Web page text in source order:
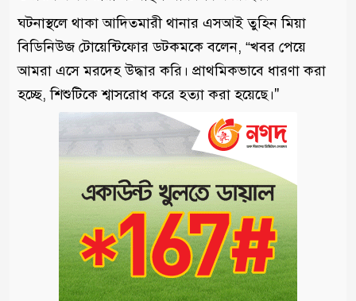
ঘটনাস্থলে থাকা আদিতমারী থানার এসআই তুহিন মিয়া
বিডিনিউজ টোয়েন্টিফোর ডটকমকে বলেন, “খবর পেয়ে
আমরা এসে মরদেহ উদ্ধার করি। প্রাথমিকভাবে ধারণা করা
হচ্ছে, শিশুটিকে শ্বাসরোধ করে হত্যা করা হয়েছে।"